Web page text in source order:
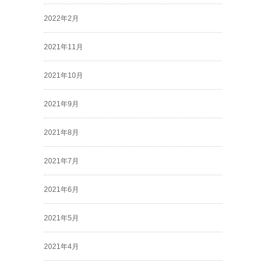
2022年2月
2021年11月
2021年10月
2021年9月
2021年8月
2021年7月
2021年6月
2021年5月
2021年4月